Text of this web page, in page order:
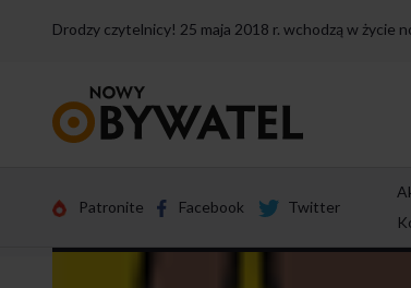
Drodzy czytelnicy! 25 maja 2018 r. wchodzą w życie
strony
Patronite Facebook Twitter